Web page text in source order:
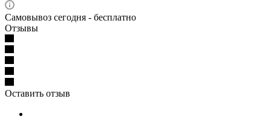
Самовывоз сегодня - бесплатно
Отзывы
Оставить отзыв